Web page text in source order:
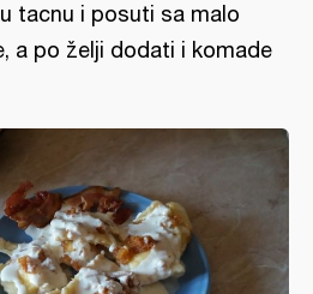
tacnu i posuti sa malo
a po želji dodati i komade